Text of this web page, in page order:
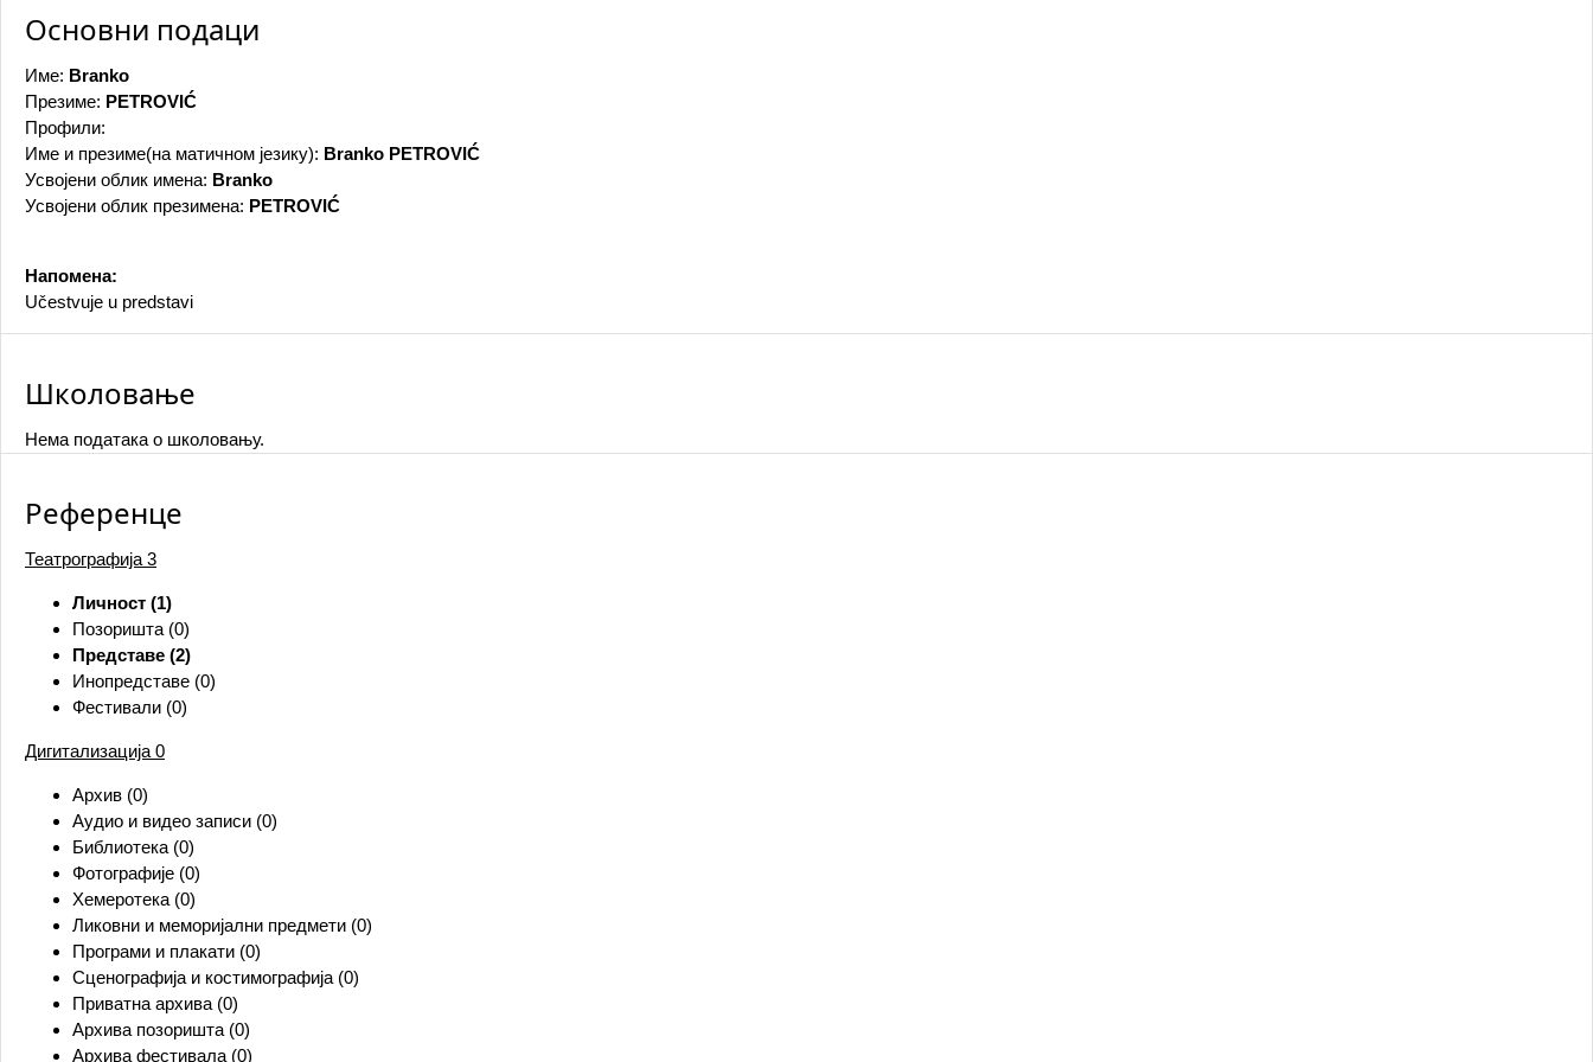
Основни подаци
Име: Branko
Презиме: PETROVIĆ
Профили:
Име и презиме(на матичном језику): Branko PETROVIĆ
Усвојени облик имена: Branko
Усвојени облик презимена: PETROVIĆ
Напомена:
Učestvuje u predstavi
Школовање
Нема података о школовању.
Референце
Театрографија 3
Личност (1)
Позоришта (0)
Представе (2)
Инопредставе (0)
Фестивали (0)
Дигитализација 0
Архив (0)
Аудио и видео записи (0)
Библиотека (0)
Фотографије (0)
Хемеротека (0)
Ликовни и меморијални предмети (0)
Програми и плакати (0)
Сценографија и костимографија (0)
Приватна архива (0)
Архива позоришта (0)
Архива фестивала (0)